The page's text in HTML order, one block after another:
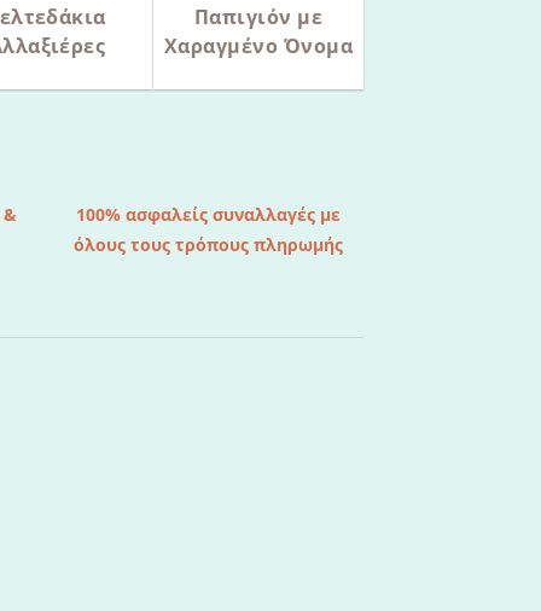
Παπιγιόν με
Χαραγμένο Όνομα
100% ασφαλείς συναλλαγές με
όλους τους τρόπους πληρωμής